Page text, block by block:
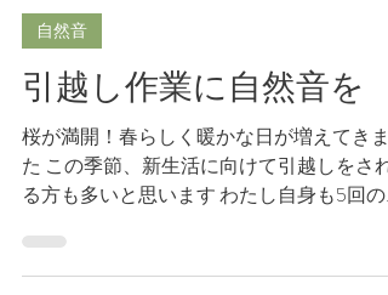
Mari*vitalita01059
2023年3月29日
自然音
引越し作業に自然音を
桜が満開！春らしく暖かな日が増えてきま
た この季節、新生活に向けて引越しをされ